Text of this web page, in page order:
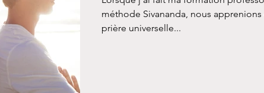
méthode Sivananda, nous
prière universelle...